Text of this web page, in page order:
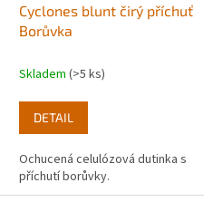
Cyclones blunt čirý příchuť
Borůvka
Skladem (>5 ks)
DETAIL
Ochucená celulózová dutinka s
příchutí borůvky.